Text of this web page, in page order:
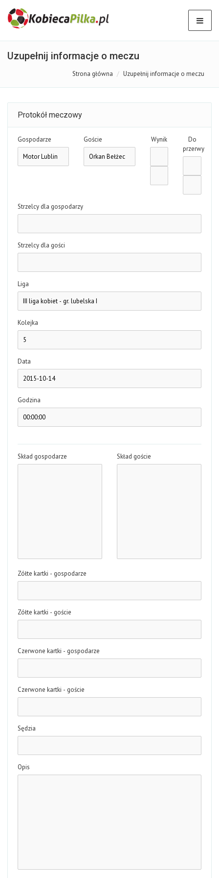
Uzupełnij informacje o meczu
Strona główna Uzupełnij informacje o meczu
Protokół meczowy
Gospodarze Goście Wynik
Do
przerwy
Strzelcy dla gospodarzy
Strzelcy dla gości
Liga
Kolejka
Data
Godzina
Skład gospodarze Skład goście
Zółte kartki - gospodarze
Zółte kartki - goście
Czerwone kartki - gospodarze
Czerwone kartki - goście
Sędzia
Opis